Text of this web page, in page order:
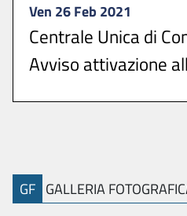
Ven 26 Feb 2021
Centrale Unica di
Avviso attivazione
GF GALLERIA